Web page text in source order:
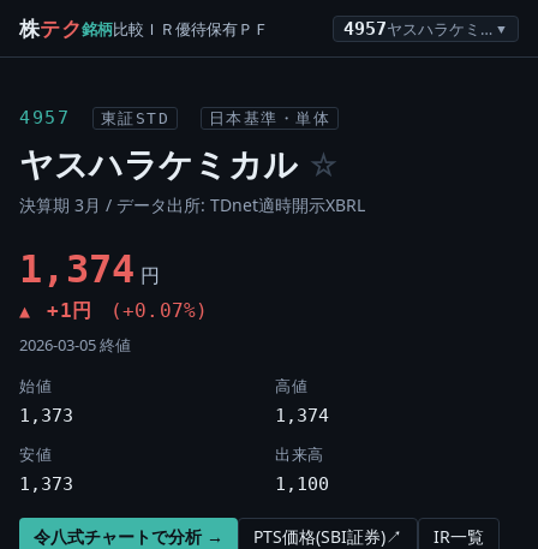
株テク銘柄比較 ＩＲ優待保有ＰＦ 4957 ヤスハラケミカル ▼
4957 東証STD 日本基準・単体
ヤスハラケミカル ☆
決算期 3月 / データ出所: TDnet適時開示XBRL
1,374 円
▲ +1円 (+0.07%)
2026-03-05 終値
始値
1,373
高値
1,374
安値
1,373
出来高
1,100
令八式チャートで分析 → PTS価格(SBI証券)↗ IR一覧